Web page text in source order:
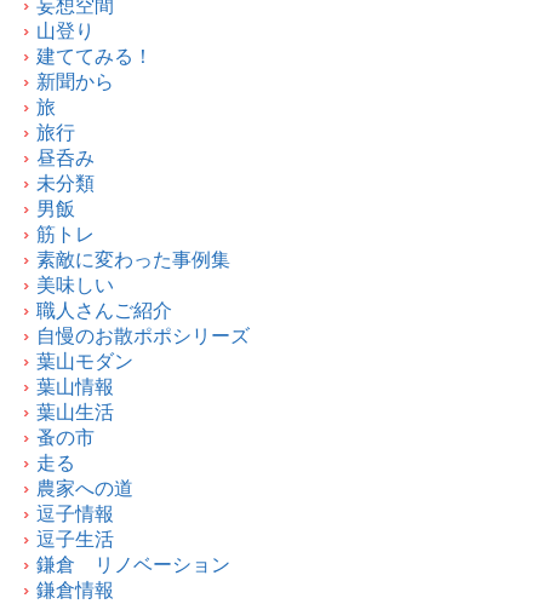
妄想空間
山登り
建ててみる！
新聞から
旅
旅行
昼呑み
未分類
男飯
筋トレ
素敵に変わった事例集
美味しい
職人さんご紹介
自慢のお散ポポシリーズ
葉山モダン
葉山情報
葉山生活
蚤の市
走る
農家への道
逗子情報
逗子生活
鎌倉 リノベーション
鎌倉情報